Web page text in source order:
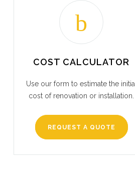
COST CALCULATOR
Use our form to estimate the initial
cost of renovation or installation.
REQUEST A QUOTE